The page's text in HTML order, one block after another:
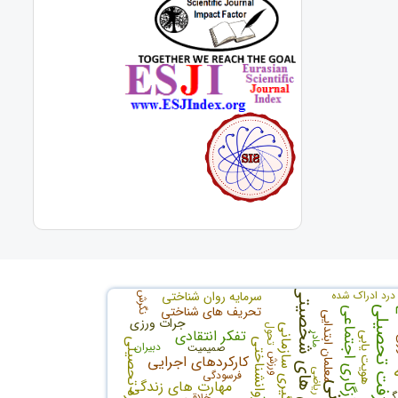
پیشرفت تحصیلی ویژگی های شخصیتیسازگاری اجتماعی یادگیری سازمانی
کارکردهای اجرایی
مهارت های زندگی
تفکر انتقادی
هویت یابی
تحریف های شناختی معلمان ابتدایی
سرمایه روان شناختی
جرات ورزی
صمیمیت
درد ادراک شده
تحول
فرسودگی
نگرش
رياضی
مادر
ورزش
دبیران